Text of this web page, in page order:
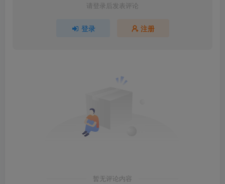
请登录后发表评论
登录 注册
暂无评论内容